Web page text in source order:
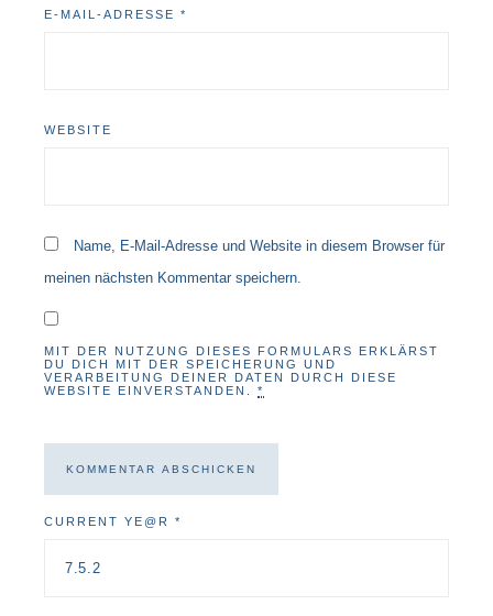
E-MAIL-ADRESSE *
WEBSITE
Name, E-Mail-Adresse und Website in diesem Browser für
meinen nächsten Kommentar speichern.
MIT DER NUTZUNG DIESES FORMULARS ERKLÄRST
DU DICH MIT DER SPEICHERUNG UND
VERARBEITUNG DEINER DATEN DURCH DIESE
WEBSITE EINVERSTANDEN. *
CURRENT YE@R *